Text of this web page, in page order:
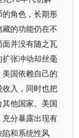
角色，长期形
的功能仍在不
并没有随之瓦
张冲动却丝毫
国依赖自己的
入，同时也把
他国家。美国
分暴露出现有
和系统性风